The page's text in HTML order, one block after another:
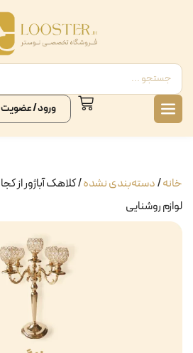
ورود / عضویت
خانه/دسته‌بندی نشده
لوازم روشنایی